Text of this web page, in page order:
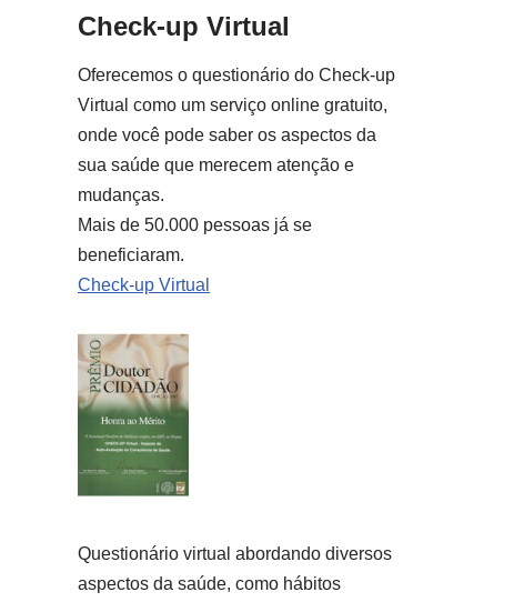
Check-up Virtual
Oferecemos o questionário do Check-up
Virtual como um serviço online gratuito,
onde você pode saber os aspectos da
sua saúde que merecem atenção e
mudanças.
Mais de 50.000 pessoas já se
beneficiaram.
Check-up Virtual
Questionário virtual abordando diversos
aspectos da saúde, como hábitos